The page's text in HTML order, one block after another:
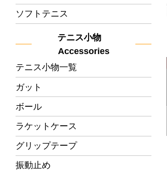
ソフトテニス
テニス小物
Accessories
テニス小物一覧
ガット
ボール
ラケットケース
グリップテープ
振動止め